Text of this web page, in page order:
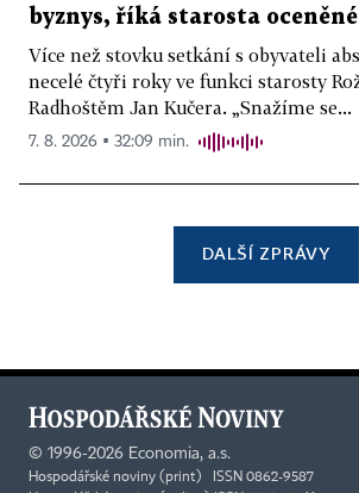
byznys, říká starosta
Více než stovku setkání s obyvateli
necelé čtyři roky ve funkci starosty
Radhoštěm Jan Kučera. „Snažíme se...
7. 8. 2026 ▪ 32:09 min.
DALŠÍ ZPRÁVY
© 1996-2026 Economia, a.s.
Hospodářské noviny (print) ISSN 0862-9587